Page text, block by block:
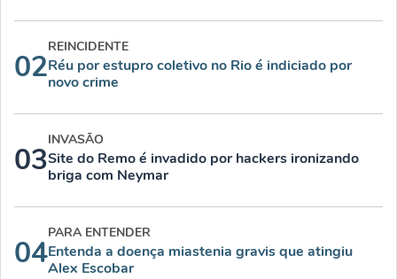
02
REINCIDENTE
Réu por estupro coletivo no Rio é indiciado por
novo crime
03
INVASÃO
Site do Remo é invadido por hackers ironizando
briga com Neymar
04
PARA ENTENDER
Entenda a doença miastenia gravis que atingiu
Alex Escobar